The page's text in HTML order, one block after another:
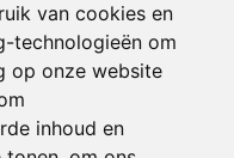
van cookies en
technologieën om
op onze website
inhoud en